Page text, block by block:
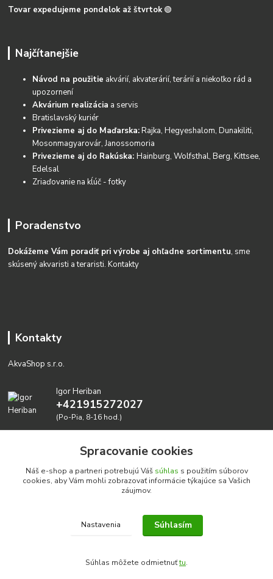
Tovar expedujeme pondelok až štvrtok 🟢
Najčítanejšie
Návod na použitie akvárií, akvaterárií, terárií a niekoľko rád a
upozornení
Akvárium realizácia a servis
Bratislavský kuriér
Privezieme aj do Maďarska:Rajka, Hegyeshalom, Dunakiliti,
Mosonmagyarovár, Janossomoria
Privezieme aj do Rakúska:Hainburg, Wolfsthal, Berg, Kittsee,
Edelsal
Zriaďovanie na kĺúč - fotky
Poradenstvo
Dokážeme Vám poradiť pri výrobe aj ohľadne sortimentu, sme
skúsený akvaristi a teraristi.Kontakty
Kontakty
AkvaShop s.r.o.
Igor Heriban
+421915272027
(Po-Pia, 8-16 hod.)
Realizujeme prírodné akvária: AkvaShop s.r.o. • IBAN:
SK3911000000002947087849
Spracovanie cookies
Náš e-shop a partneri potrebujú Váš súhlas s použitím súborov
cookies, aby Vám mohli zobrazovať informácie týkajúce sa Vašich
záujmov.
Nastavenia Súhlasím
Súhlas môžete odmietnuťtu.